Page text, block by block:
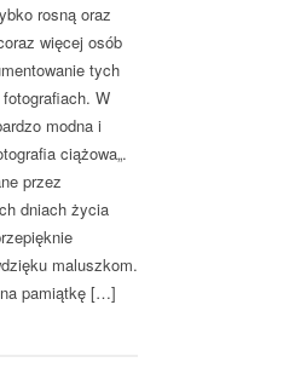
rosną oraz
więcej osób
tych
W
modna i
ciążowa„.
przez
dniach życia
maluszkom.
na pamiątkę […]